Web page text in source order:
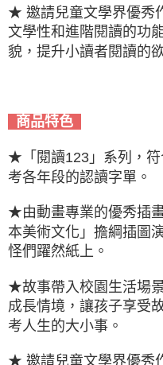
★ 邀請兒童文學界優秀
文學性和進階閱讀的功
貌，提升小讀者閱讀的
商品特色
★「閱讀123」系列，
考各年段的認讀字單。
★由動畫專業的優秀插
本美術文化」擔綱插圖
怪們躍然紙上。
★故事帶入校園生活場
成長情境，讓孩子享受
考人生的大小事。
★ 邀請兒童文學界優秀